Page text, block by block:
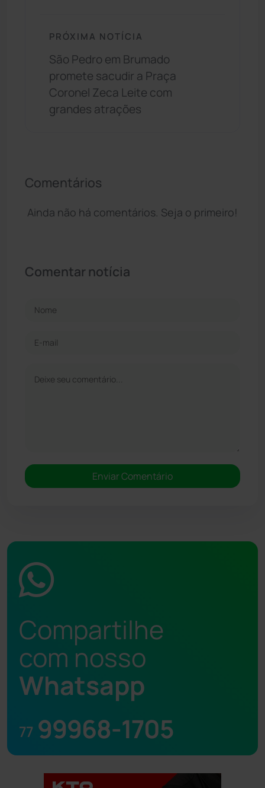
PRÓXIMA NOTÍCIA
São Pedro em Brumado
promete sacudir a Praça
Coronel Zeca Leite com
grandes atrações
Comentários
Ainda não há comentários. Seja o primeiro!
Comentar notícia
Compartilhe
com nosso
Whatsapp
77 99968-1705